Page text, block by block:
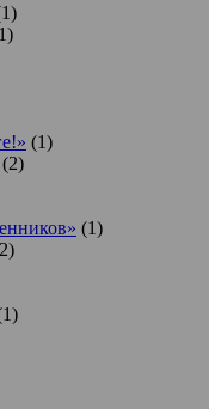
(1)
(2)
(1)